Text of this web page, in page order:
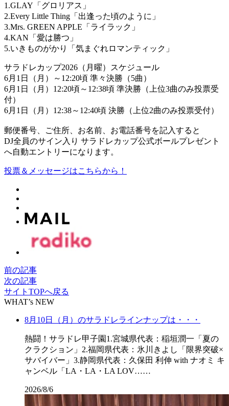
1.GLAY「グロリアス」
2.Every Little Thing「出逢った頃のように」
3.Mrs. GREEN APPLE「ライラック」
4.KAN「愛は勝つ」
5.いきものがかり「気まぐれロマンティック」
サラドレカップ2026（月曜）スケジュール
6月1日（月）～12:20頃 準々決勝（5曲）
6月1日（月）12:20頃～12:38頃 準決勝（上位3曲のみ投票受
付）
6月1日（月）12:38～12:40頃 決勝（上位2曲のみ投票受付）
郵便番号、ご住所、お名前、お電話番号を記入すると
DJ全員のサイン入り サラドレカップ公式ボールプレゼント
へ自動エントリーになります。
投票＆メッセージはこちらから！
前の記事
次の記事
サイトTOPへ戻る
WHAT’s NEW
8月10日（月）のサラドレラインナップは・・・
熱闘！サラドレ甲子園1.宮城県代表：稲垣潤一「夏の
クラクション」2.福岡県代表：氷川きよし「限界突破×
サバイバー」3.静岡県代表：久保田 利伸 with ナオミ キ
ャンベル「LA・LA・LA LOV……
2026/8/6